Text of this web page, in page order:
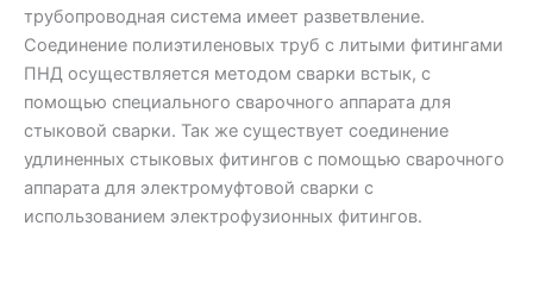
трубопроводная система имеет разветвление.
Соединение полиэтиленовых труб с литыми фитингами
ПНД осуществляется методом сварки встык, с
помощью специального сварочного аппарата для
стыковой сварки. Так же существует соединение
удлиненных стыковых фитингов с помощью сварочного
аппарата для электромуфтовой сварки с
использованием электрофузионных фитингов.